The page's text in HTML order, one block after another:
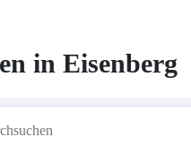
in Eisenberg